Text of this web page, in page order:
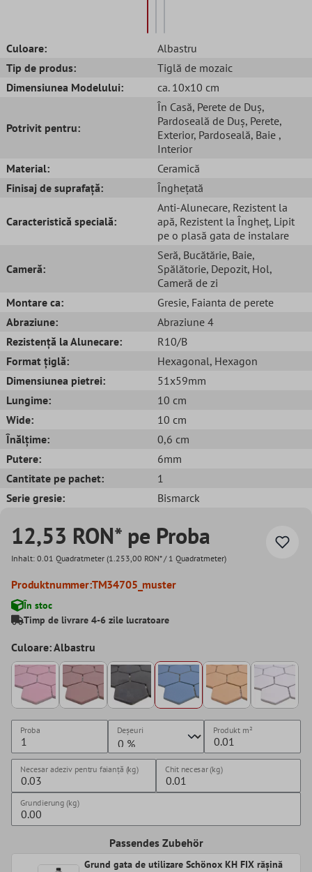
Culoare:
Albastru
Tip de produs:
Tiglă de mozaic
Dimensiunea Modelului:
ca. 10x10 cm
Potrivit pentru:
În Casă, Perete de Duș,
Pardoseală de Duș, Perete,
Exterior, Pardoseală, Baie ,
Interior
Material:
Ceramică
Finisaj de suprafață:
Înghețată
Caracteristică specială:
Anti-Alunecare, Rezistent la
apă, Rezistent la Îngheț, Lipit
pe o plasă gata de instalare
Cameră:
Seră, Bucătărie, Baie,
Spălătorie, Depozit, Hol,
Cameră de zi
Montare ca:
Gresie, Faianta de perete
Abraziune:
Abraziune 4
Rezistență la Alunecare:
R10/B
Format țiglă:
Hexagonal, Hexagon
Dimensiunea pietrei:
51x59mm
Lungime:
10 cm
Wide:
10 cm
Înălțime:
0,6 cm
Putere:
6mm
Cantitate pe pachet:
1
Serie gresie:
Bismarck
12,53 RON* pe Proba
Inhalt: 0.01 Quadratmeter (1.253,00 RON* / 1 Quadratmeter)
Produktnummer:TM34705_muster
În stoc
Timp de livrare 4-6 zile lucratoare
Culoare: Albastru
Proba Deșeuri Produkt m²
Necesar adeziv pentru faianță (kg) Chit necesar (kg)
Grundierung (kg)
Passendes Zubehör
Grund gata de utilizare Schönox KH FIX rășină